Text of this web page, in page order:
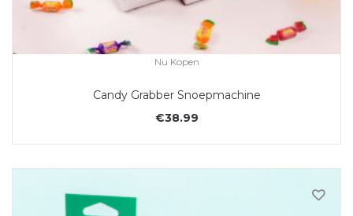
Nu Kopen
Candy Grabber Snoepmachine
€38.99